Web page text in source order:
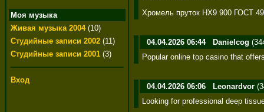
Моя музыка
Живая музыка 2004(10)
Студийные записи 2002 (11)
Студийные записи 2001 (3)
Вход
Хромель пруток НХ9 900 ГОСТ
04.04.2026 06:44 Danielcog
Popular online top casino that
04.04.2026 06:06 Leonardvor
Looking for professional deep